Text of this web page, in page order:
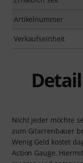
Artikelnummer
Verkaufseinheit
Nicht jeder möchte
zum Gitarrenbauer
Wenig Geld kostet
Action Gauge.